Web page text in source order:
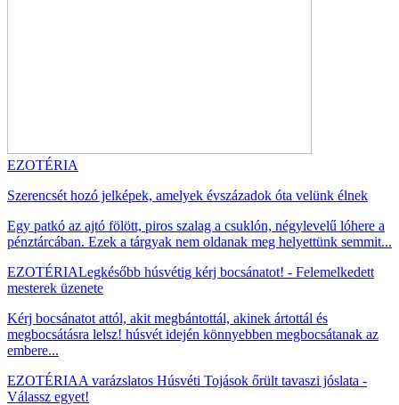
EZOTÉRIA
Szerencsét hozó jelképek, amelyek évszázadok óta velünk élnek
Egy patkó az ajtó fölött, piros szalag a csuklón, négylevelű lóhere a
pénztárcában. Ezek a tárgyak nem oldanak meg helyettünk semmit...
EZOTÉRIALegkésőbb húsvétig kérj bocsánatot! - Felemelkedett
mesterek üzenete
Kérj bocsánatot attól, akit megbántottál, akinek ártottál és
megbocsátásra lelsz! húsvét idején könnyebben megbocsátanak az
embere...
EZOTÉRIAA varázslatos Húsvéti Tojások őrült tavaszi jóslata -
Válassz egyet!